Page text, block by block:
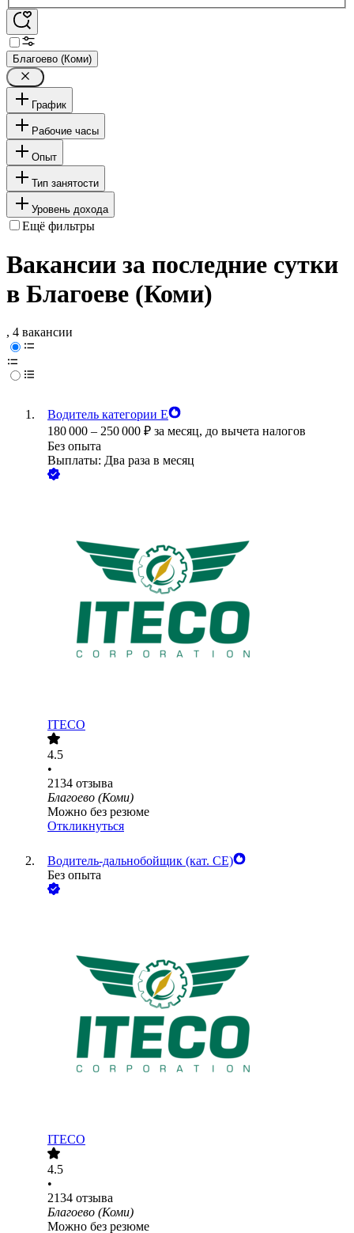
Благоево (Коми)
График
Рабочие часы
Опыт
Тип занятости
Уровень дохода
Ещё фильтры
Вакансии за последние сутки
в Благоеве (Коми)
, 4 вакансии
Водитель категории Е
180 000 – 250 000 ₽ за месяц, до вычета налогов
Без опыта
Выплаты: Два раза в месяц
ITECO
4.5
•
2134 отзыва
Благоево (Коми)
Можно без резюме
Откликнуться
Водитель-дальнобойщик (кат. CE)
Без опыта
ITECO
4.5
•
2134 отзыва
Благоево (Коми)
Можно без резюме